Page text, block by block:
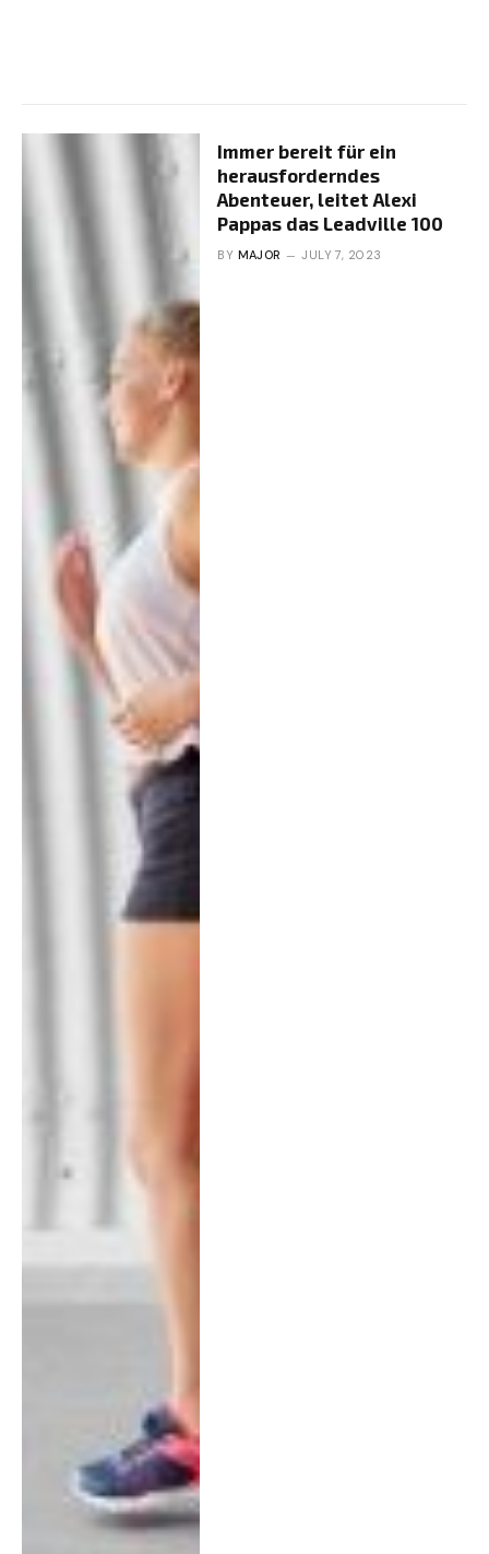
Immer bereit für ein
herausforderndes
Abenteuer, leitet Alexi
Pappas das Leadville 100
BY MAJOR JULY 7, 2023